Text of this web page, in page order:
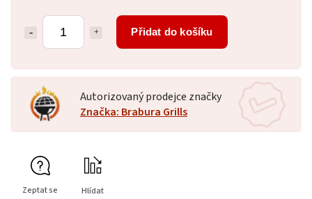
Přidat do košíku
Autorizovaný prodejce značky
Značka: Brabura Grills
Zeptat se Hlídat